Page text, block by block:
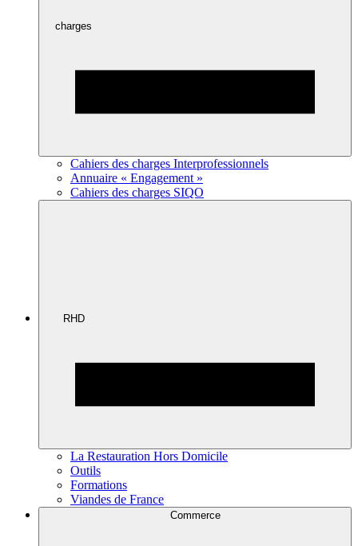
charges
Cahiers des charges Interprofessionnels
Annuaire « Engagement »
Cahiers des charges SIQO
RHD
La Restauration Hors Domicile
Outils
Formations
Viandes de France
Commerce